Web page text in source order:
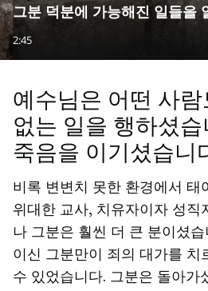
그분 덕분에 가능해진 일들을
2:45
예수님은 어떤 사
없는 일을 행하셨
죽음을 이기셨습니
비록 변변치 못한 환경에서 태
위대한 교사, 치유자이자 성직
나 그분은 훨씬 더 큰 분이셨
이신 그분만이 죄의 대가를 치
수 있었습니다. 그분은 돌아가